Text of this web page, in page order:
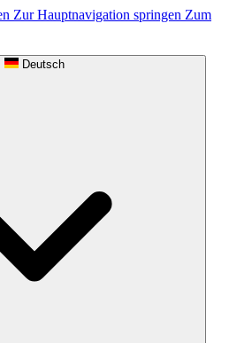
Zur Hauptnavigation springen Zum
Deutsch